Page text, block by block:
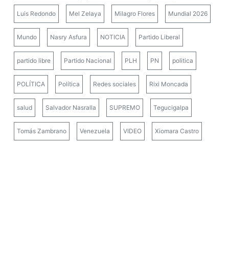
Luis Redondo Mel Zelaya Milagro Flores Mundial 2026
Mundo Nasry Asfura NOTICIA Partido Liberal
partido libre Partido Nacional PLH PN politica
POLÍTICA Política Redes sociales Rixi Moncada
salud Salvador Nasralla SUPREMO Tegucigalpa
Tomás Zambrano Venezuela VIDEO Xiomara Castro